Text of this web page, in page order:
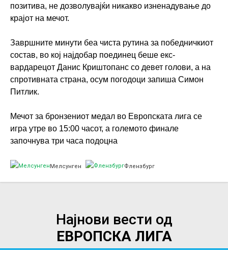
позитива, не дозволувајќи никакво изненадување до
крајот на мечот.
Завршните минути беа чиста рутина за победничкиот
состав, во кој најдобар поединец беше екс-
вардарецот Данис Криштопанс со девет голови, а на
спротивната страна, осум погодоци запиша Симон
Питлик.
Мечот за бронзениот медал во Европската лига се
игра утре во 15:00 часот, а големото финале
започнува три часа подоцна
Мелсунген Флензбург
Најнови вести од
ЕВРОПСКА ЛИГА